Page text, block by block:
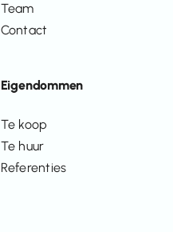
Eigendommen
Te koop
Te huur
Referenties
Team
Contact